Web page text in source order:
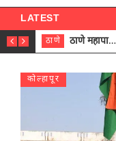
LATEST
ठाणे ठाणे महापालिकेच्या नऊ प्रभाग समित्यांवर अध्यक्ष विराजमान
कोल्हापूर